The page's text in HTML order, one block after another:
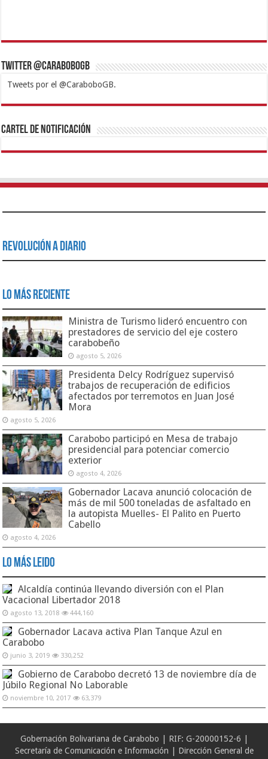
Twitter @CaraboboGB
Tweets por el @CaraboboGB.
1xbetBetturkeyBetistKralbetSupertotobetTipobetMatadorbetMariobet
https://mvbcasino.com/
Cartel de Notificación
Revolución a Diario
Lo Más Reciente
Ministra de Turismo lideró encuentro con
prestadores de servicio del eje costero
carabobeño
agosto 5, 2026
Presidenta Delcy Rodríguez supervisó
trabajos de recuperación de edificios
afectados por terremotos en Juan José
Mora
agosto 5, 2026
Carabobo participó en Mesa de trabajo
presidencial para potenciar comercio
exterior
agosto 4, 2026
Gobernador Lacava anunció colocación de
más de mil 500 toneladas de asfaltado en
la autopista Muelles- El Palito en Puerto
Cabello
agosto 4, 2026
Lo Más Leido
Alcaldía continúa llevando diversión con el Plan
Vacacional Libertador 2018
agosto 13, 2018 444,160
Gobernador Lacava activa Plan Tanque Azul en
Carabobo
junio 3, 2019 330,252
Gobierno de Carabobo decretó 13 de noviembre día de
Júbilo Regional No Laborable
noviembre 10, 2017 63,379
Gobernación Bolivariana de Carabobo | RIF: G-20000152-6 |
Secretaría de Comunicación e Información | Dirección General de